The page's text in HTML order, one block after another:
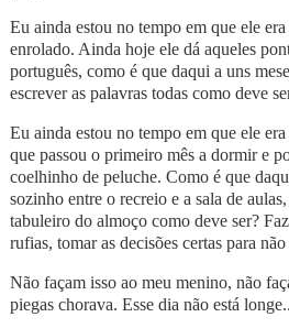
Eu ainda estou no tempo em que ele
enrolado. Ainda hoje ele dá aqueles
português, como é que daqui a uns
escrever as palavras todas como deve
Eu ainda estou no tempo em que ele
que passou o primeiro mês a dormir e
coelhinho de peluche. Como é que
sozinho entre o recreio e a sala de
tabuleiro do almoço como deve ser?
rufias, tomar as decisões certas para
Não façam isso ao meu menino, não
piegas chorava. Esse dia não está